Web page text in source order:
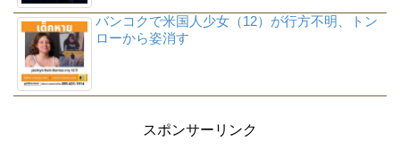
バンコクで米国人少女（12）が行方不明、トン
ローから姿消す
スポンサーリンク